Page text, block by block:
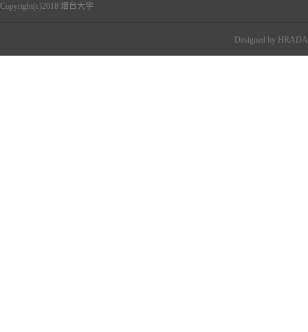
Copyright(c)2018 烟台大学
Designed by HRADA